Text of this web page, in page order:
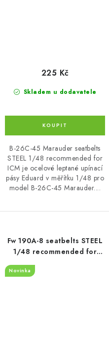
Skladem u dodavatele
225 Kč
B-26C-45 Marauder seatbelts
STEEL 1/48 recommended for
ICM je ocelové leptané upínací
pásy Eduard v měřítku 1/48 pro
model B-26C-45 Marauder....
Fw 190A-8 seatbelts STEEL
1/48 recommended for
Novinka